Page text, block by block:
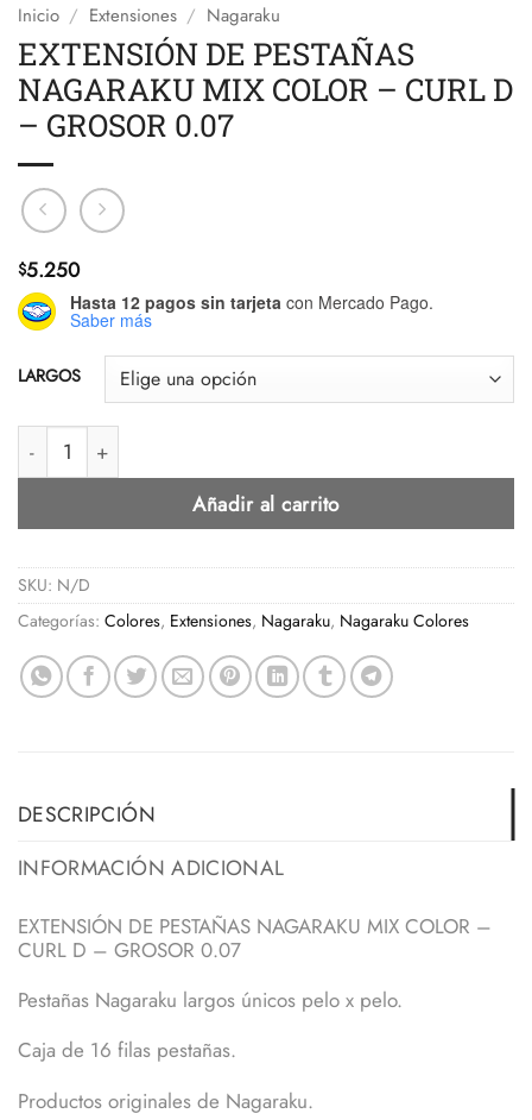
Inicio / Extensiones / Nagaraku
EXTENSIÓN DE PESTAÑAS
NAGARAKU MIX COLOR – CURL D
– GROSOR 0.07
$5.250
Hasta 12 pagos sin tarjeta con Mercado Pago.
Saber más
LARGOS
EXTENSIÓN DE PESTAÑAS NAGARAKU MIX COLOR - CURL
Añadir al carrito
SKU: N/D
Categorías: Colores, Extensiones, Nagaraku, Nagaraku Colores
DESCRIPCIÓN
INFORMACIÓN ADICIONAL
EXTENSIÓN DE PESTAÑAS NAGARAKU MIX COLOR –
CURL D – GROSOR 0.07
Pestañas Nagaraku largos únicos pelo x pelo.
Caja de 16 filas pestañas.
Productos originales de Nagaraku.